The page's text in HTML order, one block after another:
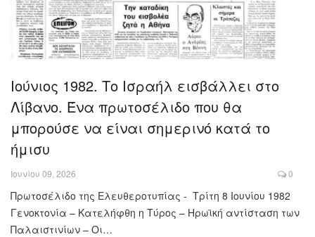
Ιούνιος 1982. Το Ισραήλ εισβάλλει στο
Λίβανο. Ένα πρωτοσέλιδο που θα
μπορούσε να είναι σημερινό κατά το
ήμισυ
Ιουνίου 09, 2026 0
Πρωτοσέλιδο της Ελευθεροτυπίας - Τρίτη 8 Ιουνίου 1982
Γενοκτονία – Κατελήφθη η Τύρος – Ηρωϊκή αντίσταση των
Παλαιστινίων – Οι…